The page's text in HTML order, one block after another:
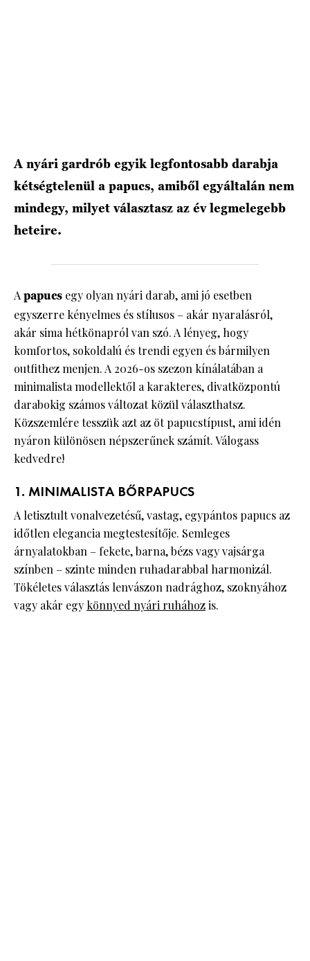
A nyári gardrób egyik legfontosabb darabja
kétségtelenül a papucs, amiből egyáltalán nem
mindegy, milyet választasz az év legmelegebb
heteire.
Apapucs egy olyan nyári darab, ami jó esetben
egyszerre kényelmes és stílusos – akár nyaralásról,
akár sima hétkönapról van szó. A lényeg, hogy
komfortos, sokoldalú és trendi egyen és bármilyen
outfithez menjen. A 2026-os szezon kínálatában a
minimalista modellektől a karakteres, divatközpontú
darabokig számos változat közül választhatsz.
Közszemlére tesszük azt az öt papucstípust, ami idén
nyáron különösen népszerűnek számít. Válogass
kedvedre!
1. MINIMALISTA BŐRPAPUCS
A letisztult vonalvezetésű, vastag, egypántos papucs az
időtlen elegancia megtestesítője. Semleges
árnyalatokban – fekete, barna, bézs vagy vajsárga
színben – szinte minden ruhadarabbal harmonizál.
Tökéletes választás lenvászon nadrághoz, szoknyához
vagy akár egy könnyed nyári ruháhozis.